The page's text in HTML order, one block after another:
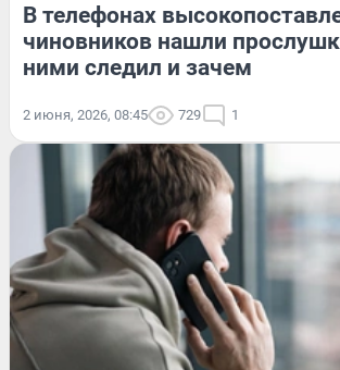
В телефонах
чиновников нашли
ними следил и зачем
2 июня, 2026, 08:45 729 1